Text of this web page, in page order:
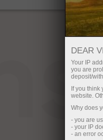
DEAR
Your IP
you are
deposit/
If you
website.
Why does
- you are
- your IP
- an error